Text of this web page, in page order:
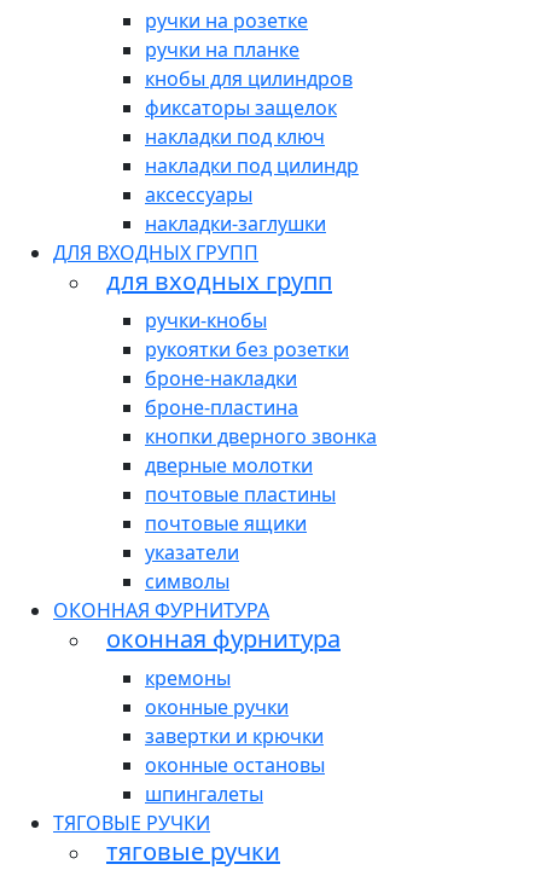
ручки на розетке
ручки на планке
кнобы для цилиндров
фиксаторы защелок
накладки под ключ
накладки под цилиндр
аксессуары
накладки-заглушки
ДЛЯ ВХОДНЫХ ГРУПП
для входных групп
ручки-кнобы
рукоятки без розетки
броне-накладки
броне-пластина
кнопки дверного звонка
дверные молотки
почтовые пластины
почтовые ящики
указатели
символы
ОКОННАЯ ФУРНИТУРА
оконная фурнитура
кремоны
оконные ручки
завертки и крючки
оконные остановы
шпингалеты
ТЯГОВЫЕ РУЧКИ
тяговые ручки